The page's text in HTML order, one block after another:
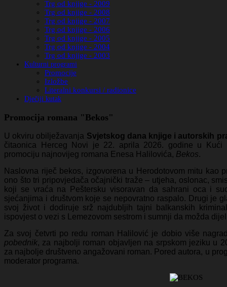
Trg od knjige - 2009
Trg od knjige - 2008
Trg od knjige - 2007
Trg od knjige - 2006
Trg od knjige - 2005
Trg od knjige - 2004
Trg od knjige - 2003
Kulturni programi
Promocije
Izložbe
Literalni konkursi / radionice
Dječiji kutak
Promocija romana "Bekos"
U okviru obilježavanja Svjetskog dana knjige i autorskih
čitaonica Herceg Novi je 22. aprila 2026. godine u Kući
promociju najnovijeg romana Enesa Halilovića, Bekos.
Naslovna riječ bekos, izgovorena u Herodotovom mitu kao
ono što tri pripovjedača očajnički traže – utjeha, oslonac,
koji se vraća na Peštersku visoravan da sahrani oca i
sjećanjima i društvom koje se nepovratno raspalo. Drugi je
svoj život i dodiruje srž najdubljih tajni balkanskih
ispovjest o vezi s Lemezovom sestrom i sumnji da možda
Za svoj četvrti po redu roman Halilović je dobio više
pobednik, za najbolji roman objavljen na srpskom jeziku u
za najbolje društveno angažovani roman. Pored autora, u
moderator programa.